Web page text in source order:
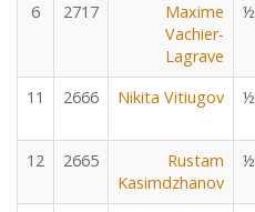
6
2717
Maxime
Vachier-
Lagrave
½
11 2666 Nikita Vitiugov ½
12 2665
Rustam
Kasimdzhanov
½